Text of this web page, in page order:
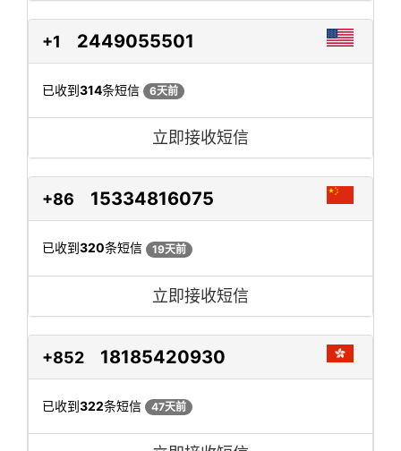
+1 2449055501
已收到314条短信 6天前
立即接收短信
+86 15334816075
已收到320条短信 19天前
立即接收短信
+852 18185420930
已收到322条短信 47天前